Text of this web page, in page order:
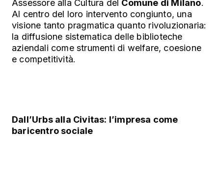
Assessore alla Cultura del Comune di Milano.
Al centro del loro intervento congiunto, una
visione tanto pragmatica quanto rivoluzionaria:
la diffusione sistematica delle biblioteche
aziendali come strumenti di welfare, coesione
e competitività.
Dall’Urbs alla Civitas: l’impresa come
baricentro sociale